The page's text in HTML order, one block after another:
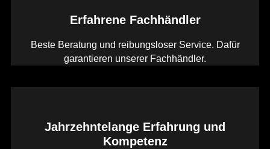
Erfahrene Fachhändler
Beste Beratung und reibungsloser Service. Dafür
garantieren unserer Fachhändler.
Jahrzehntelange Erfahrung und
Kompetenz